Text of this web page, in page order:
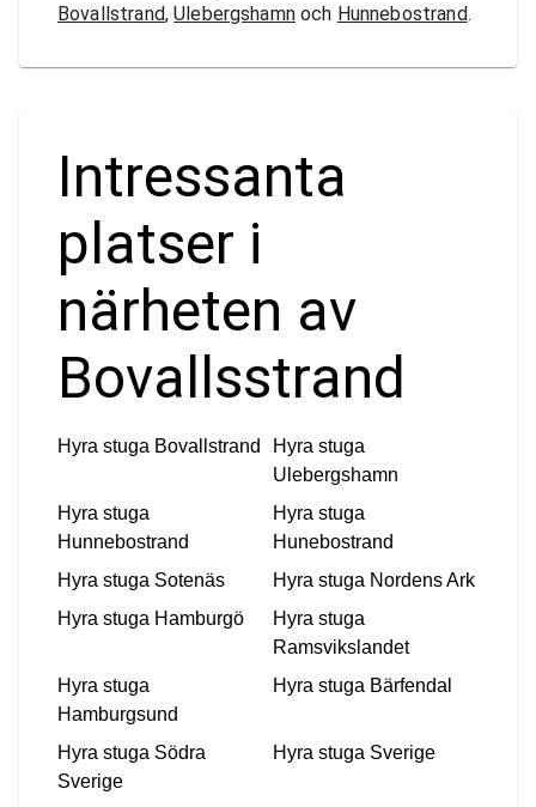
Bovallstrand,Ulebergshamnoch Hunnebostrand.
Intressanta
platser i
närheten av
Bovallsstrand
Hyra stuga Bovallstrand
Hyra stuga
Ulebergshamn
Hyra stuga
Hunnebostrand
Hyra stuga
Hunebostrand
Hyra stuga Sotenäs Hyra stuga Nordens Ark
Hyra stuga Hamburgö
Hyra stuga
Ramsvikslandet
Hyra stuga
Hamburgsund
Hyra stuga Bärfendal
Hyra stuga Södra
Sverige
Hyra stuga Sverige